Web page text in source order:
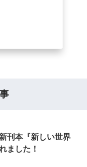
刊本『新しい世界
ました！